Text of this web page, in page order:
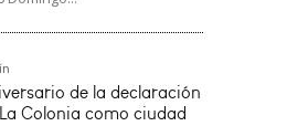
de la declaración
Colonia como ciudad